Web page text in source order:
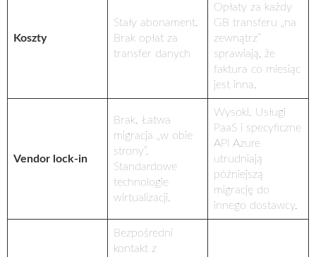
Koszty
Stały abonament.
Brak opłat za
transfer danych
Opłaty za każdy
GB transferu „na
zewnątrz”
sprawiają, że
faktura co miesiąc
jest inna.
Vendor lock-in
Brak. Łatwa
migracja „w obie
strony”.
Standardowe
technologie
wirtualizacji.
Wysoki. Usługi
PaaS i specyficzne
API Azure
utrudniają
późniejszą
migrację do
innego dostawcy.
Bezpośredni
kontakt z